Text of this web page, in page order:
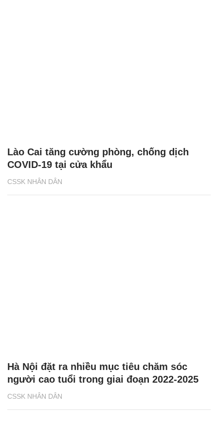
CSSK NHÂN DÂN
Lào Cai tăng cường phòng, chống dịch
COVID-19 tại cửa khẩu
CSSK NHÂN DÂN
Hà Nội đặt ra nhiều mục tiêu chăm sóc
người cao tuổi trong giai đoạn 2022-2025